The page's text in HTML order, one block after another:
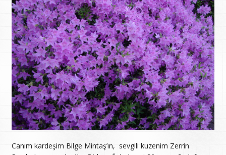
Canım kardeşim Bilge Mintaş’ın, sevgili kuzenim Zerrin